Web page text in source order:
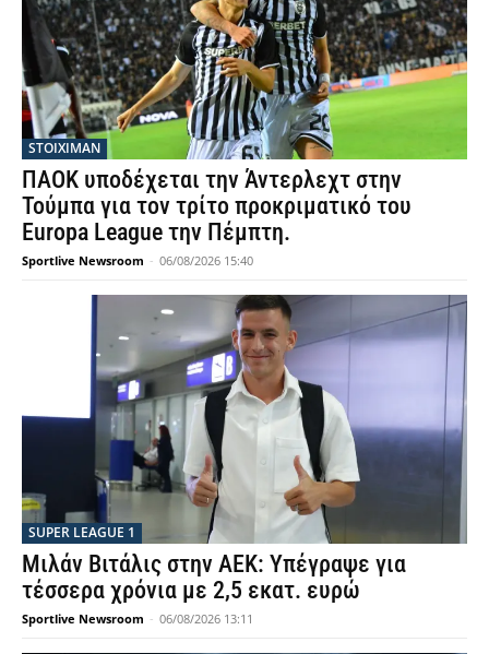
STOIXIMAN
ΠΑΟΚ υποδέχεται την Άντερλεχτ στην
Τούμπα για τον τρίτο προκριματικό του
Europa League την Πέμπτη.
Sportlive Newsroom - 06/08/2026 15:40
SUPER LEAGUE 1
Μιλάν Βιτάλις στην ΑΕΚ: Υπέγραψε για
τέσσερα χρόνια με 2,5 εκατ. ευρώ
Sportlive Newsroom - 06/08/2026 13:11